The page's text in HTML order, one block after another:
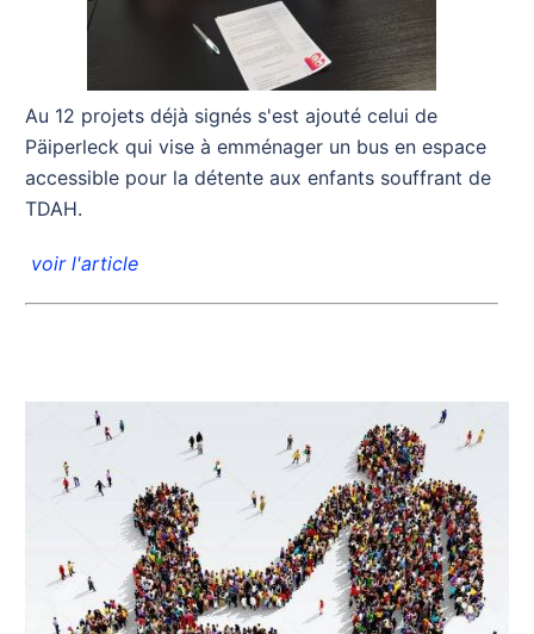
Au 12 projets déjà signés s'est ajouté celui de
Päiperleck qui vise à emménager un bus en espace
accessible pour la détente aux enfants souffrant de
TDAH.
voir l'article